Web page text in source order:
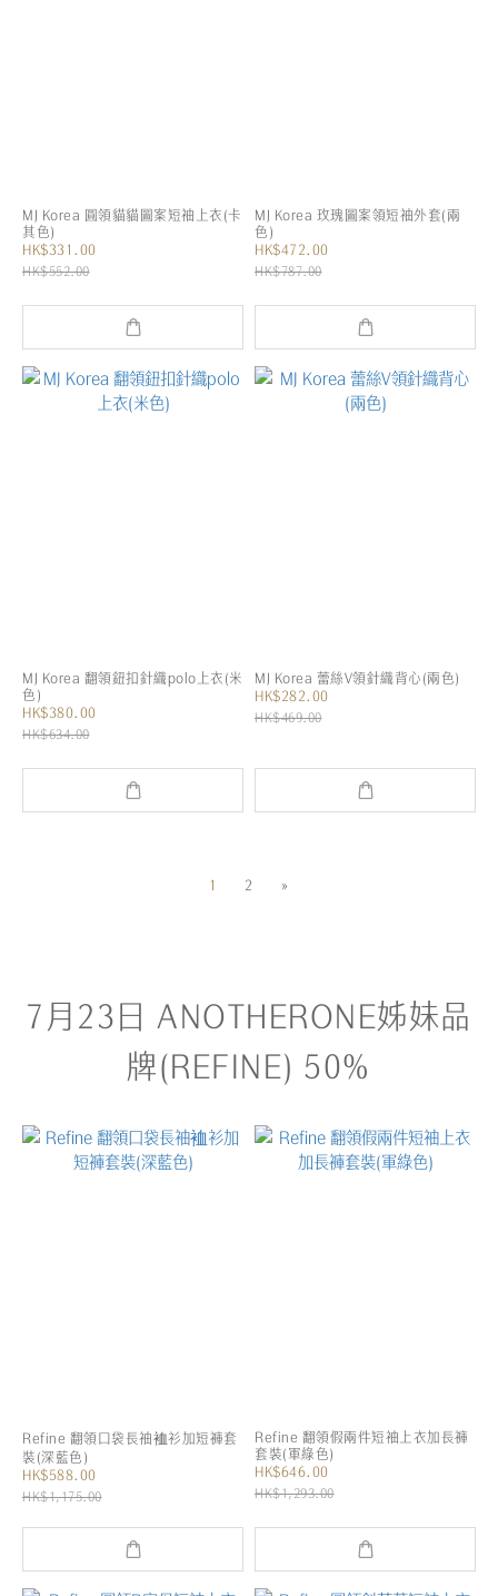
MJ Korea 圓領貓貓圖案短袖上衣(卡
其色)
HK$331.00
HK$552.00
MJ Korea 玫瑰圖案領短袖外套(兩
色)
HK$472.00
HK$787.00
MJ Korea 翻領鈕扣針織polo上衣(米
色)
HK$380.00
HK$634.00
MJ Korea 蕾絲V領針織背心(兩色)
HK$282.00
HK$469.00
1 2 »
7月23日 ANOTHERONE姊妹品
牌(REFINE) 50%
Refine 翻領口袋長袖裇衫加短褲套
裝(深藍色)
HK$588.00
HK$1,175.00
Refine 翻領假兩件短袖上衣加長褲
套裝(軍綠色)
HK$646.00
HK$1,293.00